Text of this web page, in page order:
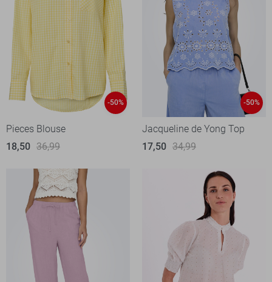
-50%
Pieces Blouse
18,50 36,99
-50%
Jacqueline de Yong Top
17,50 34,99